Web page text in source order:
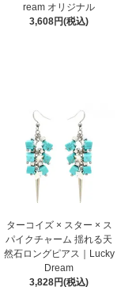
ream オリジナル
3,608円(税込)
ターコイズ × スター × ス
パイクチャーム 揺れる天
然石ロングピアス｜Lucky
Dream
3,828円(税込)